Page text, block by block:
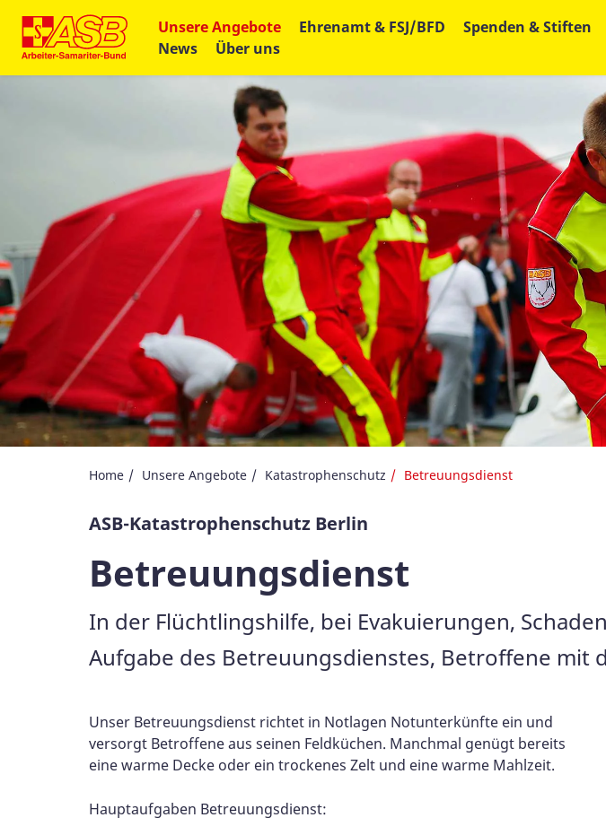
Unsere Angebote Ehrenamt & FSJ/BFD Spenden & Stiften
News
Über uns
Home Unsere Angebote Katastrophenschutz Betreuungsdienst
ASB-Katastrophenschutz Berlin
Betreuungsdienst
In der Flüchtlingshilfe, bei Evakuierungen,
Aufgabe des Betreuungsdienstes, Betroffene mit
Unser Betreuungsdienst richtet in Notlagen Notunterkünfte ein und
versorgt Betroffene aus seinen Feldküchen. Manchmal genügt bereits
eine warme Decke oder ein trockenes Zelt und eine warme Mahlzeit.
Hauptaufgaben Betreuungsdienst: